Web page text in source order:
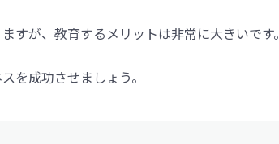
すが、教育するメリットは非常に大きいです。
を成功させましょう。